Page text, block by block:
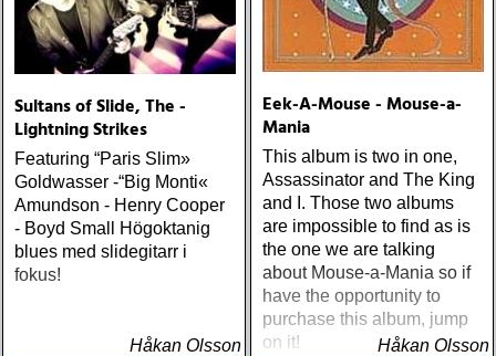
Sultans of Slide, The -
Lightning Strikes
Featuring “Paris Slim»
Goldwasser -“Big Monti«
Amundson - Henry Cooper
- Boyd Small Högoktanig
blues med slidegitarr i
fokus!
Håkan Olsson
Eek-A-Mouse - Mouse-a-
Mania
This album is two in one,
Assassinator and The King
and I. Those two albums
are impossible to find as is
the one we are talking
about Mouse-a-Mania so if
have the opportunity to
purchase this album, jump
on it!
Håkan Olsson